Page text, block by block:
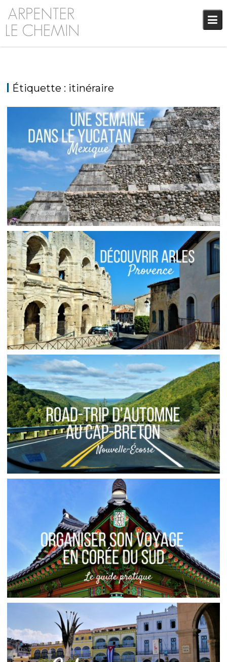
Skip
content
Étiquette : itinéraire
MEXIQUE // UNE SEMAINE DANS LE YUCATAN
Audrey Amérique latine,Amériques
FRANCE // ARLES, QUE VOIR LORS D’UNE
PREMIÈRE VISITE
Audrey Blog,Europe
NOUVELLE-ÉCOSSE // CAP-BRETON, UN ROAD-
Amérique du Nord
Blog
CORÉE DU SUD // FICHE PRATIQUE, ITINÉRAIRE
ET CONSEILS
Audrey Asie,Blog